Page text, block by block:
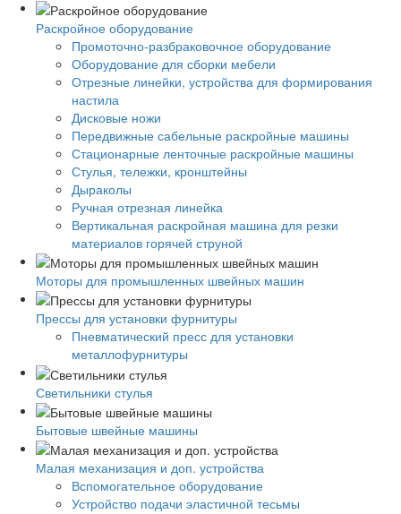
Раскройное оборудование
Промоточно-разбраковочное оборудование
Оборудование для сборки мебели
Отрезные линейки, устройства для формирования
настила
Дисковые ножи
Передвижные сабельные раскройные машины
Стационарные ленточные раскройные машины
Стулья, тележки, кронштейны
Дыраколы
Ручная отрезная линейка
Вертикальная раскройная машина для резки
материалов горячей струной
Моторы для промышленных швейных машин
Прессы для установки фурнитуры
Пневматический пресс для установки
металлофурнитуры
Светильники стулья
Бытовые швейные машины
Малая механизация и доп. устройства
Вспомогательное оборудование
Устройство подачи эластичной тесьмы